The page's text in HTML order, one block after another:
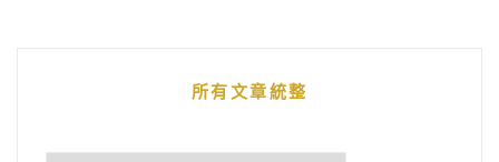
所有文章統整